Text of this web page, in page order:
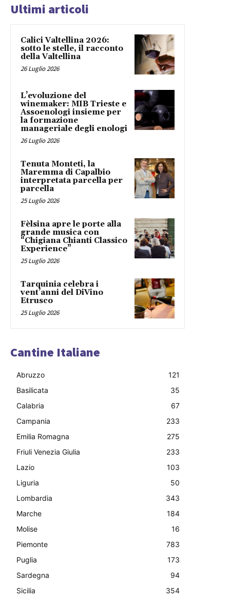
Ultimi articoli
Calici Valtellina 2026:
sotto le stelle, il racconto
della Valtellina
26 Luglio 2026
L’evoluzione del
winemaker: MIB Trieste e
Assoenologi insieme per
la formazione
manageriale degli enologi
26 Luglio 2026
Tenuta Monteti, la
Maremma di Capalbio
interpretata parcella per
parcella
25 Luglio 2026
Fèlsina apre le porte alla
grande musica con
“Chigiana Chianti Classico
Experience”
25 Luglio 2026
Tarquinia celebra i
vent’anni del DiVino
Etrusco
25 Luglio 2026
Cantine Italiane
Abruzzo
121
Basilicata
35
Calabria
67
Campania
233
Emilia Romagna
275
Friuli Venezia Giulia
233
Lazio
103
Liguria
50
Lombardia
343
Marche
184
Molise
16
Piemonte
783
Puglia
173
Sardegna
94
Sicilia
354